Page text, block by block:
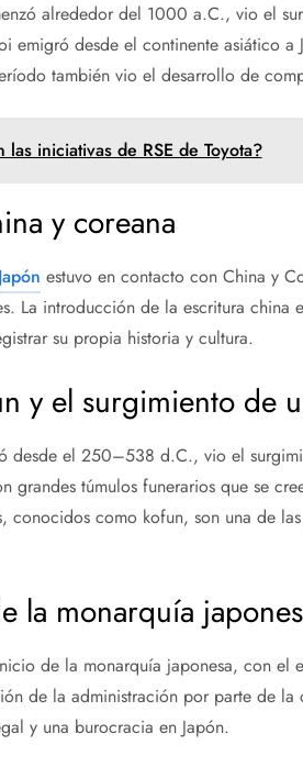
alrededor del 1000 a.C., vio el
emigró desde el continente asiático
también vio el desarrollo de
las iniciativas de RSE de Toyota?
y coreana
Japón estuvo en contacto con China y
La introducción de la escritura china
su propia historia y cultura.
y el surgimiento de
desde el 250–538 d.C., vio el
grandes túmulos funerarios que se
conocidos como kofun, son una de
la monarquía
de la monarquía japonesa, con el
de la administración por parte de
y una burocracia en Japón.